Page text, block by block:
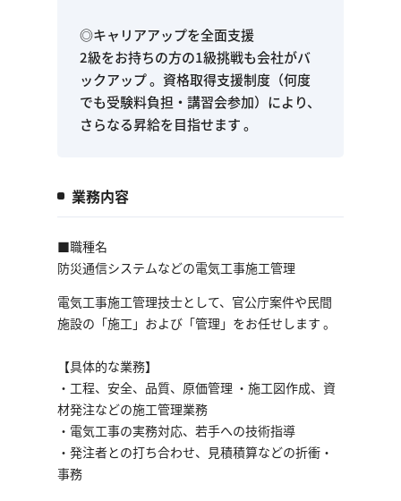
◎キャリアアップを全面支援
2級をお持ちの方の1級挑戦も会社がバ
ックアップ 。資格取得支援制度（何度
でも受験料負担・講習会参加）により、
さらなる昇給を目指せます 。
業務内容
■職種名
防災通信システムなどの電気工事施工管理
電気工事施工管理技士として、官公庁案件や民間
施設の「施工」および「管理」をお任せします 。
【具体的な業務】
・工程、安全、品質、原価管理 ・施工図作成、資
材発注などの施工管理業務
・電気工事の実務対応、若手への技術指導
・発注者との打ち合わせ、見積積算などの折衝・
事務